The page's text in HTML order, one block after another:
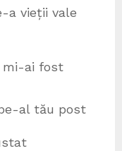
a vieții vale
mi-ai fost
al tău post